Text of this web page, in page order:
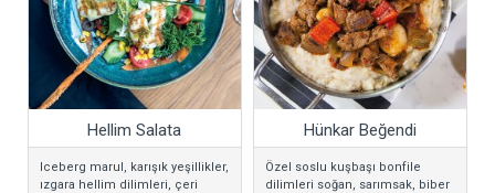
Hellim Salata
Iceberg marul, karışık yeşillikler,
ızgara hellim dilimleri, çeri
Hünkar Beğendi
Özel soslu kuşbaşı bonfile
dilimleri soğan, sarımsak, biber